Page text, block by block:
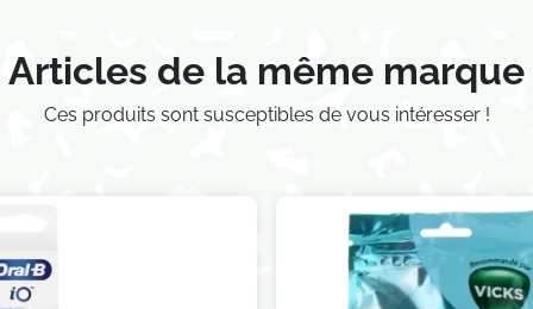
Articles de la même marque
Ces produits sont susceptibles de vous intéresser !